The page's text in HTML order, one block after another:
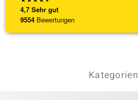
4,7 Sehr gut
9554 Bewertungen
Kategorien